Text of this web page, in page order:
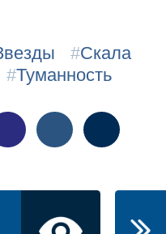
#Скала
#Туманность